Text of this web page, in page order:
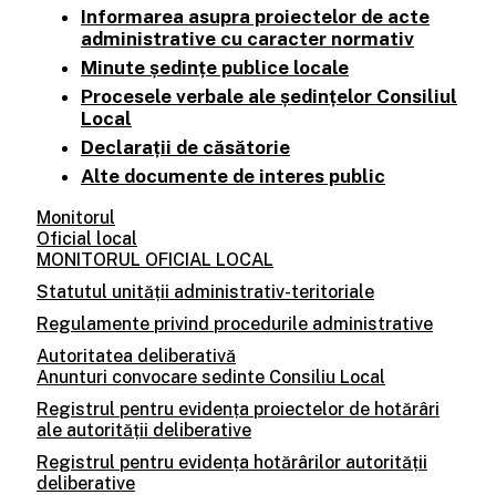
Informarea asupra proiectelor de acte
administrative cu caracter normativ
Minute ședințe publice locale
Procesele verbale ale ședințelor Consiliul
Local
Declarații de căsătorie
Alte documente de interes public
Monitorul
Oficial local
MONITORUL OFICIAL LOCAL
Statutul unității administrativ-teritoriale
Regulamente privind procedurile administrative
Autoritatea deliberativă
Anunturi convocare sedinte Consiliu Local
Registrul pentru evidența proiectelor de hotărâri
ale autorității deliberative
Registrul pentru evidența hotărârilor autorității
deliberative